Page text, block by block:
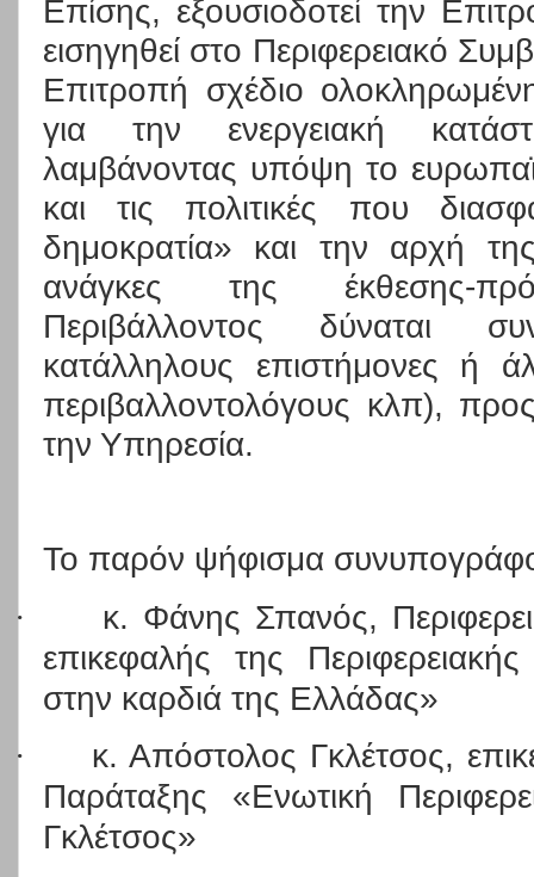
Επίσης, εξουσιοδοτεί την
εισηγηθεί στο Περιφερειακό
Επιτροπή σχέδιο
για την ενεργειακή
λαμβάνοντας υπόψη το
και τις πολιτικές που
δημοκρατία» και την αρχή
ανάγκες της έκθεσης-
Περιβάλλοντος δύναται
κατάλληλους επιστήμονες ή
περιβαλλοντολόγους κλπ),
την Υπηρεσία.
Το παρόν ψήφισμα
·
κ. Φάνης Σπανός,
επικεφαλής της
στην καρδιά της Ελλάδας»
·
κ. Απόστολος Γκλέτσος,
Παράταξης «Ενωτική
Γκλέτσος»